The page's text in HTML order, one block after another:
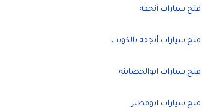
فتح سيارات أنجفة
فتح سيارات أنجفة بالكويت
فتح سيارات ابوالحصاينه
فتح سيارات ابوفطير